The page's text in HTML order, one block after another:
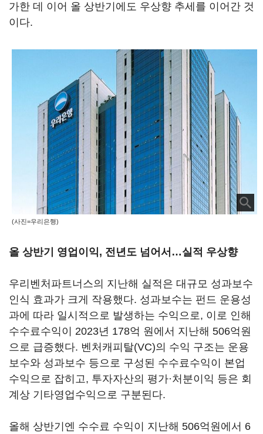
가한 데 이어 올 상반기에도 우상향 추세를 이어간 것
이다.
(사진=우리은행)
올 상반기 영업이익, 전년도 넘어서…실적 우상향
우리벤처파트너스의 지난해 실적은 대규모 성과보수
인식 효과가 크게 작용했다. 성과보수는 펀드 운용성
과에 따라 일시적으로 발생하는 수익으로, 이로 인해
수수료수익이 2023년 178억 원에서 지난해 506억원
으로 급증했다. 벤처캐피탈(VC)의 수익 구조는 운용
보수와 성과보수 등으로 구성된 수수료수익이 본업
수익으로 잡히고, 투자자산의 평가·처분이익 등은 회
계상 기타영업수익으로 구분된다.
올해 상반기엔 수수료 수익이 지난해 506억원에서 6